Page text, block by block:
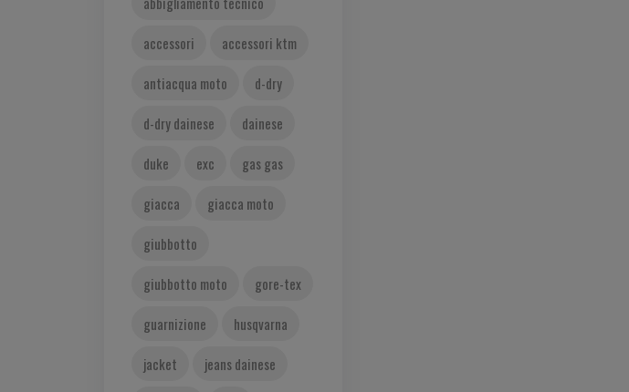
accessori
accessori ktm
antiacqua moto
d-dry
d-dry dainese
dainese
duke
exc
gas gas
giacca
giacca moto
giubbotto
giubbotto moto
gore-tex
guarnizione
husqvarna
jacket
jeans dainese